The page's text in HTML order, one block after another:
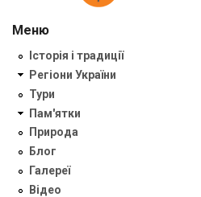
Меню
Історія і традиції
Регіони України
Тури
Пам'ятки
Природа
Блог
Галереї
Відео